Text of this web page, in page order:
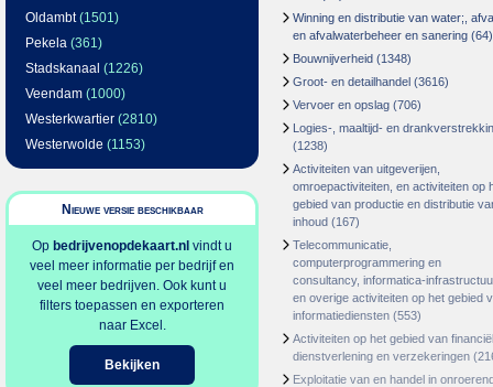
Oldambt(1501)
Pekela (361)
Stadskanaal (1226)
Veendam (1000)
Westerkwartier (2810)
Westerwolde (1153)
Nieuwe versie beschikbaar
Op bedrijvenopdekaart.nl vindt u
veel meer informatie per bedrijf en
veel meer bedrijven. Ook kunt u
filters toepassen en exporteren
naar Excel.
Bekijken
Winning en distributie van water;,
en afvalwaterbeheer en sanering (64)
Bouwnijverheid (1348)
Groot- en detailhandel (3616)
Vervoer en opslag (706)
Logies-, maaltijd- en
(1238)
Activiteiten van uitgeverijen,
omroepactiviteiten, en activiteiten op
gebied van productie en distributie
inhoud (167)
Telecommunicatie,
computerprogrammering en
consultancy, informatica-
en overige activiteiten op het gebied
informatiediensten (553)
Activiteiten op het gebied van
dienstverlening en verzekeringen
Exploitatie van en handel in